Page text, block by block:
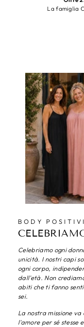
La famiglia
BODY
Celebriamo ogni
unicità. I nostri capi
ogni corpo,
dall'età. Non
abiti che ti fanno
sei.
La nostra missione
l'amore per sé stesse